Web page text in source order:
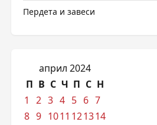
Пердета и завеси
април 2024
П В С Ч П С Н
1
2 3 4 5 6 7
8 9 1011 121314